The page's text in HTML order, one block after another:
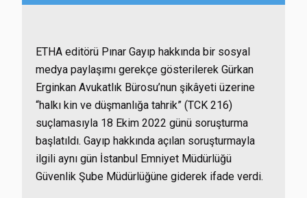
ETHA editörü Pınar Gayıp hakkında bir sosyal
medya paylaşımı gerekçe gösterilerek Gürkan
Erginkan Avukatlık Bürosu’nun şikâyeti üzerine
“halkı kin ve düşmanlığa tahrik” (TCK 216)
suçlamasıyla 18 Ekim 2022 günü soruşturma
başlatıldı. Gayıp hakkında açılan soruşturmayla
ilgili aynı gün İstanbul Emniyet Müdürlüğü
Güvenlik Şube Müdürlüğüne giderek ifade verdi.